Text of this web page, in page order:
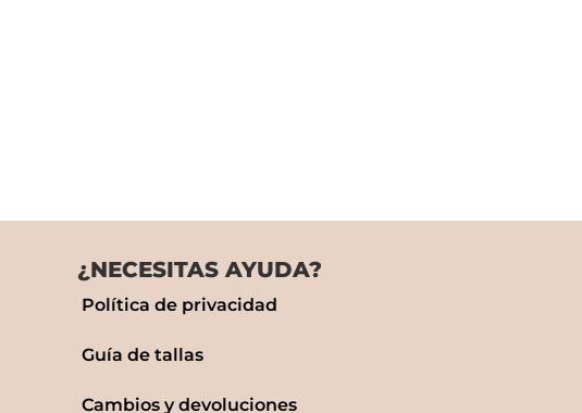
¿NECESITAS AYUDA?
Política de privacidad
Guía de tallas
Cambios y devoluciones